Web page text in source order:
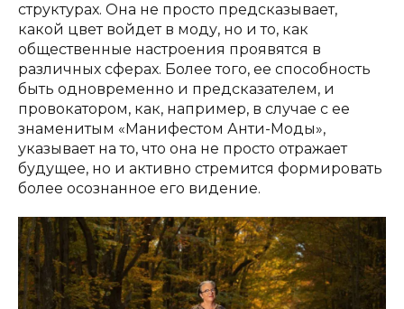
структурах. Она не просто предсказывает,
какой цвет войдет в моду, но и то, как
общественные настроения проявятся в
различных сферах. Более того, ее способность
быть одновременно и предсказателем, и
провокатором, как, например, в случае с ее
знаменитым «Манифестом Анти-Моды»,
указывает на то, что она не просто отражает
будущее, но и активно стремится формировать
более осознанное его видение.